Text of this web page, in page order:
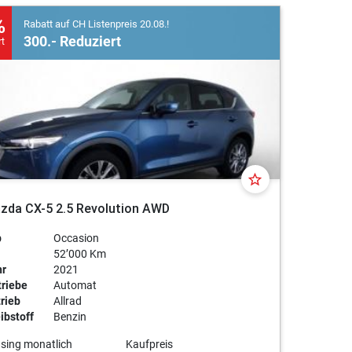
Mazda und vereinbaren Sie
beraten Sie gerne online,
Rabatt auf CH Listenpreis 20.08.!
300.- Reduziert
star_border
CX-5 2.5 Revolution AWD
Occasion
52’000 Km
2021
Automat
Allrad
Benzin
monatlich Kaufpreis